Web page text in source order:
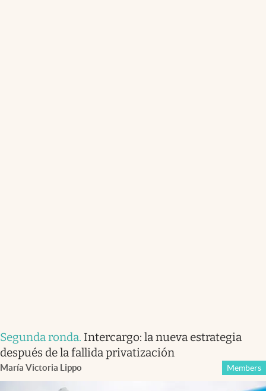
Segunda ronda. Intercargo: la nueva estrategia
después de la fallida privatización
María Victoria Lippo Members